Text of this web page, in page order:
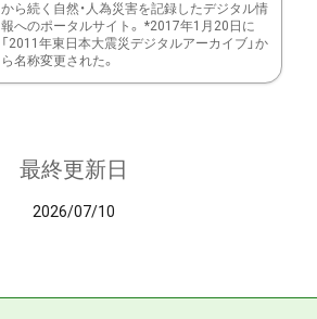
から続く自然・人為災害を記録したデジタル情
報へのポータルサイト。 *2017年1月20日に
「2011年東日本大震災デジタルアーカイブ」か
ら名称変更された。
最終更新日
2026/07/10